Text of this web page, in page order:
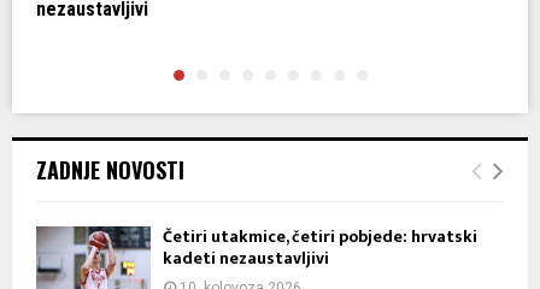
nezaustavljivi
ZADNJE NOVOSTI
Četiri utakmice, četiri pobjede: hrvatski
kadeti nezaustavljivi